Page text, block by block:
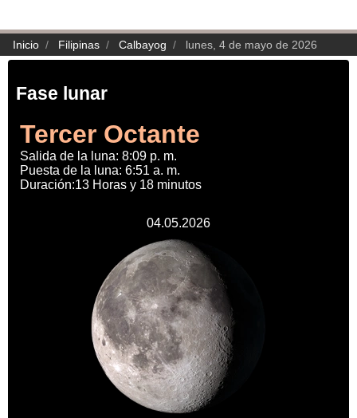
Inicio Filipinas Calbayog lunes, 4 de mayo de 2026
Fase lunar
Tercer Octante
Salida de la luna: 8:09 p. m.
Puesta de la luna: 6:51 a. m.
Duración:13 Horas y 18 minutos
04.05.2026